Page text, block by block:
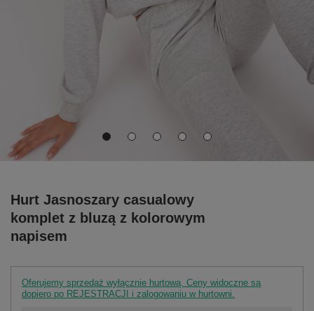
Hurt Jasnoszary casualowy
komplet z bluzą z kolorowym
napisem
Oferujemy sprzedaż wyłącznie hurtową. Ceny widoczne są
dopiero po REJESTRACJI i zalogowaniu w hurtowni.